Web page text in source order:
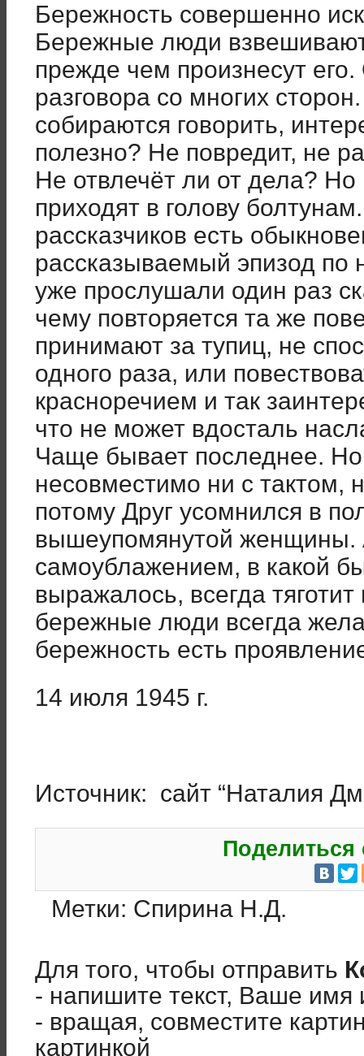
Бережность совершенно
Бережные люди
прежде чем произнесут
разговора со многих
собираются говорить,
полезно? Не повредит, не
Не отвлечёт ли от дела?
приходят в голову
рассказчиков есть
рассказываемый эпизод по
уже прослушали один раз
чему повторяется та же
принимают за тупиц, не
одного раза, или
красноречием и так
что не может вдосталь
Чаще бывает последнее.
несовместимо ни с тактом,
потому Друг усомнился в
вышеупомянутой женщины.
самоублажением, в какой
выражалось, всегда
бережные люди всегда
бережность есть
14 июля 1945 г.
Источник: сайт “Наталия
Поделиться
Метки: Спирина Н.Д.
Для того, чтобы отправить
- напишите текст, Ваше имя
- вращая, совместите
картинкой